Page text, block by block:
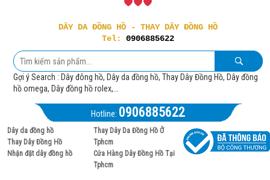
DÂY DA ĐỒNG HỒ - THAY DÂY ĐỒNG HỒ
Tel: 0906885622
Gợi ý Search : Dây đông hồ, Dây da đồng hồ, Thay Dây Đồng Hồ, Dây đồng
hồ omega, Dây đồng hồ rolex,...
Hotline: 0906885622
Dây da đồng hồ
Thay Dây Đồng Hồ
Nhận đặt dây đồng hồ
Thay Dây Da Đồng Hồ Ở
Tphcm
Cửa Hàng Dây Đồng Hồ Tại
Tphcm